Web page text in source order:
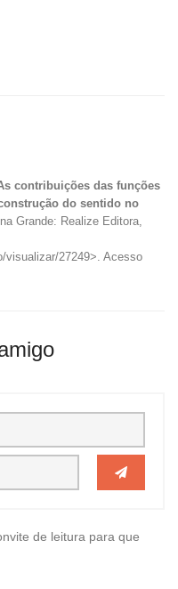
contribuições das funções
do sentido no
Grande: Realize Editora,
visualizar/27249>. Acesso
de leitura para que